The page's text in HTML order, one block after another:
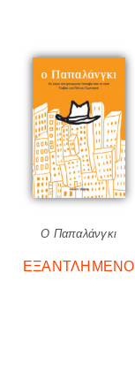
Ο Παπαλάνγκι
ΕΞΑΝΤΛΗΜΈΝΟ